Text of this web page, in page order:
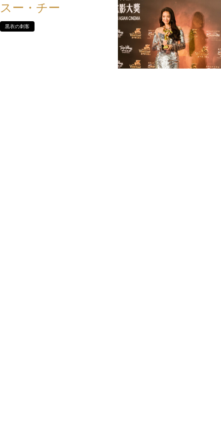
スー・チー
黒衣の刺客